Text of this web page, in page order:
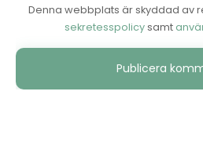
Denna webbplats är skyddad av
sekretesspolicysamt
Alternative: